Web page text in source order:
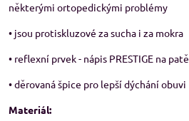
některými ortopedickými problémy
• jsou protiskluzové za sucha i za mokra
• reflexní prvek - nápis PRESTIGE na patě
• děrovaná špice pro lepší dýchání obuvi
Materiál: